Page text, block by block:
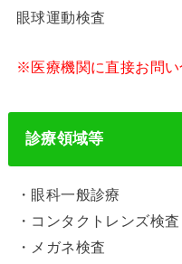
眼球運動検査
※医療機関に直接お問い
診療領域等
・眼科一般診療
・コンタクトレンズ検査
・メガネ検査